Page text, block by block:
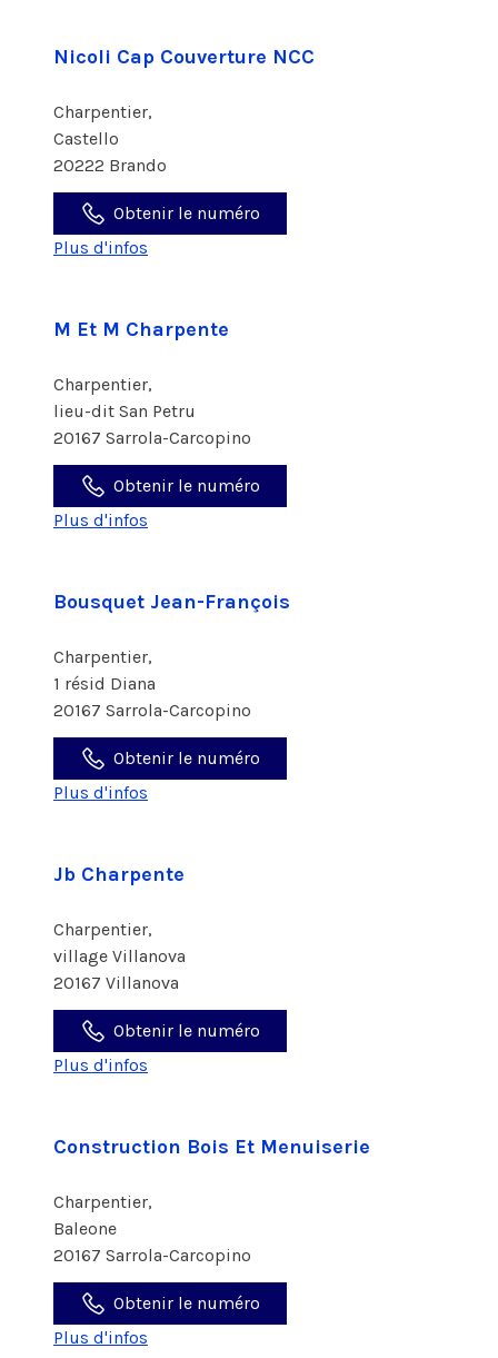
Nicoli Cap Couverture NCC
Charpentier,
Castello
20222 Brando
Obtenir le numéro
Plus d'infos
M Et M Charpente
Charpentier,
lieu-dit San Petru
20167 Sarrola-Carcopino
Obtenir le numéro
Plus d'infos
Bousquet Jean-François
Charpentier,
1 résid Diana
20167 Sarrola-Carcopino
Obtenir le numéro
Plus d'infos
Jb Charpente
Charpentier,
village Villanova
20167 Villanova
Obtenir le numéro
Plus d'infos
Construction Bois Et Menuiserie
Charpentier,
Baleone
20167 Sarrola-Carcopino
Obtenir le numéro
Plus d'infos